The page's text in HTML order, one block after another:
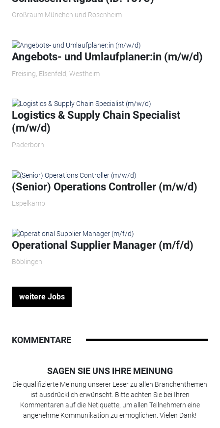
Großraum München und Rosenheim
Angebots- und Umlaufplaner:in (m/w/d)
Freising, Elsenfeld, Westheim
Logistics & Supply Chain Specialist
(m/w/d)
Paderborn
(Senior) Operations Controller (m/w/d)
Espelkamp
Operational Supplier Manager (m/f/d)
Böblingen
weitere Jobs
KOMMENTARE
SAGEN SIE UNS IHRE MEINUNG
Die qualifizierte Meinung unserer Leser zu allen Branchenthemen
ist ausdrücklich erwünscht. Bitte achten Sie bei Ihren
Kommentaren auf die Netiquette, um allen Teilnehmern eine
angenehme Kommunikation zu ermöglichen. Vielen Dank!